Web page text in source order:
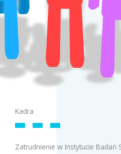
Kadra
Zatrudnienie w Instytucie Badań